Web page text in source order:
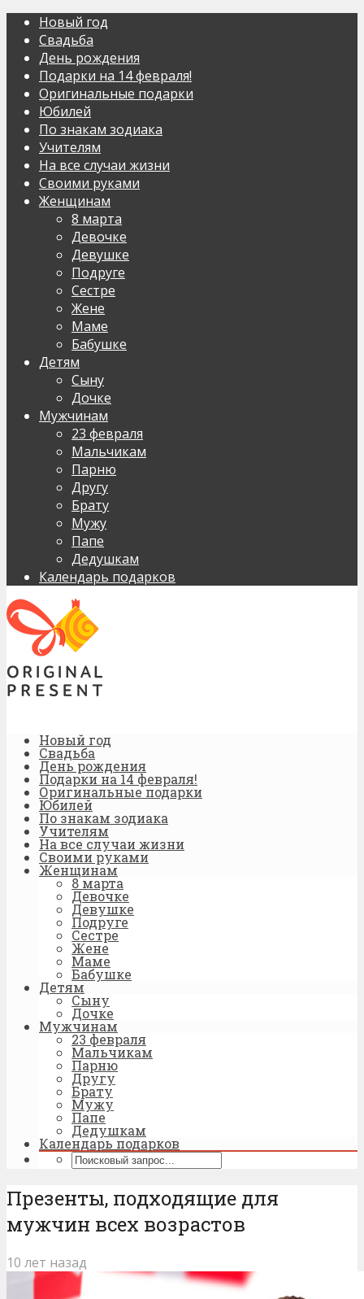
Новый год
Свадьба
День рождения
Подарки на 14 февраля!
Оригинальные подарки
Юбилей
По знакам зодиака
Учителям
На все случаи жизни
Своими руками
Женщинам
8 марта
Девочке
Девушке
Подруге
Сестре
Жене
Маме
Бабушке
Детям
Сыну
Дочке
Мужчинам
23 февраля
Мальчикам
Парню
Другу
Брату
Мужу
Папе
Дедушкам
Календарь подарков
Новый год
Свадьба
День рождения
Подарки на 14 февраля!
Оригинальные подарки
Юбилей
По знакам зодиака
Учителям
На все случаи жизни
Своими руками
Женщинам
8 марта
Девочке
Девушке
Подруге
Сестре
Жене
Маме
Бабушке
Детям
Сыну
Дочке
Мужчинам
23 февраля
Мальчикам
Парню
Другу
Брату
Мужу
Папе
Дедушкам
Календарь подарков
Презенты, подходящие для
мужчин всех возрастов
10 лет назад